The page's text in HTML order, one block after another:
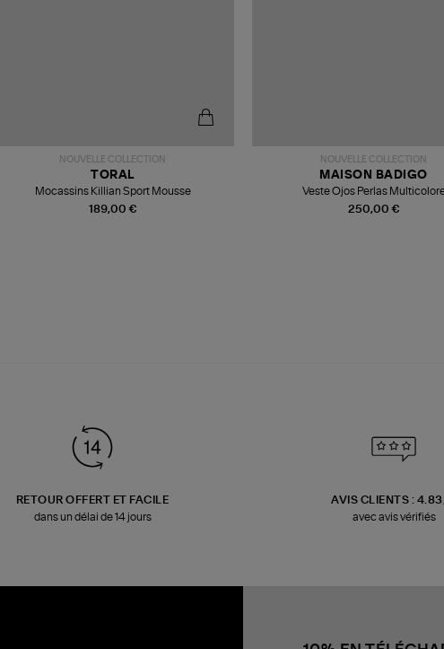
NOUVELLE COLLECTION
189,00 €
TORAL
Mocassins Killian Sport Mousse
NOUVELLE COLLECTION
250,00 €
MAISON BADIGO
Veste Ojos Perlas
RETOUR OFFERT ET FACILE
dans un délai de 14 jours
AVIS CLIENTS :
avec avis vérifiés